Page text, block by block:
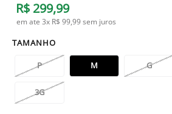
R$ 299,99
em ate 3x R$ 99,99sem juros
TAMANHO
P M G
3G